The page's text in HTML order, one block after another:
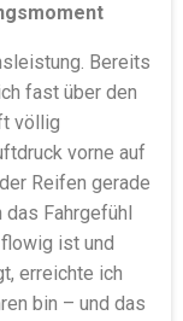
Bereits
fast über den
völlig
vorne auf
Reifen gerade
das Fahrgefühl
ist und
erreichte ich
bin – und das